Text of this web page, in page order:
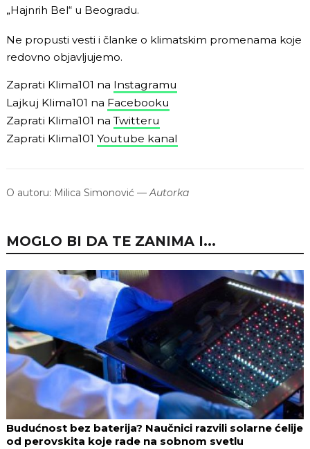
„Hajnrih Bel“ u Beogradu.
Ne propusti vesti i članke o klimatskim promenama koje
redovno objavljujemo.
Zaprati Klima101 na Instagramu
Lajkuj Klima101 na Facebooku
Zaprati Klima101 na Twitteru
Zaprati Klima101 Youtube kanal
O autoru: Milica Simonović —Autorka
MOGLO BI DA TE ZANIMA I...
Budućnost bez baterija? Naučnici razvili solarne ćelije
od perovskita koje rade na sobnom svetlu